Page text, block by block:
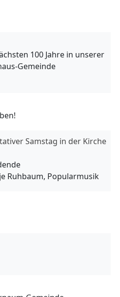
100 Jahre in unserer
Gemeinde
Samstag in der Kirche
Ruhbaum, Popularmusik